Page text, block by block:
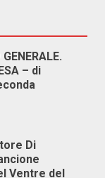
– di
Di
Ventre del